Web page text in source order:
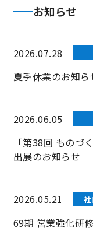
4つのスピリ
03 エレベ
04 エレベー
06 測定器
07 パーツ
08 ゴムの
金属製品
大型板金/大
塗装
開発製品
各種金型
ご挨拶
会社概要
事業所一覧
グループ企
サステナビ
方針書・認証
スポンサー
社会貢献活動
採用情報トッ
先輩紹介
募集要項
エントリー
福利厚生
お知らせ
2026.07.28
夏季休業のお知ら
2026.06.05
「第38回 ものづ
出展のお知らせ
2026.05.21 社
69期 営業強化研